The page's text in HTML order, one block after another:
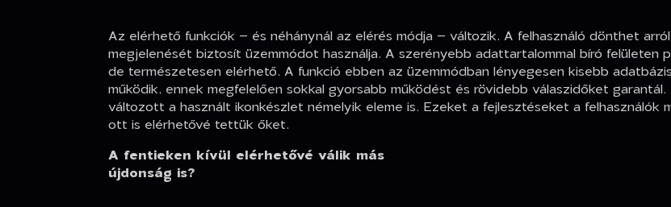
Az elérhető funkciók – és néhánynál az elérés módja – változik. A felhasználó dönthet
megjelenését biztosít üzemmódot használja. A szerényebb adattartalommal bíró felületen
de természetesen elérhető. A funkció ebben az üzemmódban lényegesen kisebb
működik, ennek megfelelően sokkal gyorsabb működést és rövidebb válaszidőket
változott a használt ikonkészlet némelyik eleme is. Ezeket a fejlesztéseket a
ott is elérhetővé tettük őket.
A fentieken kívül elérhetővé válik más
újdonság is?